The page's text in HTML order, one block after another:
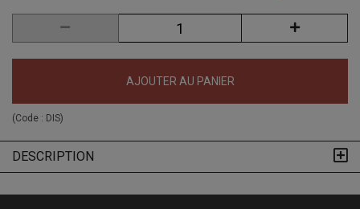
AJOUTER AU PANIER
(Code : DIS)
DESCRIPTION